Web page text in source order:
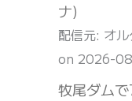
ナ)
配信元: オ
on 2026-
牧尾ダム